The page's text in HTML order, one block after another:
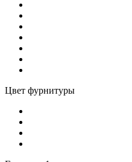
Цвет фурнитуры